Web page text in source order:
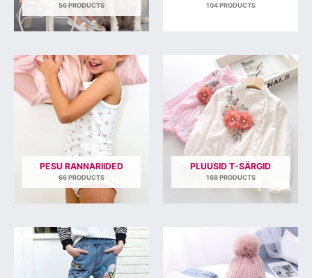
56 PRODUCTS 104 PRODUCTS
PESU RANNARIIDED
66 PRODUCTS
PLUUSID T-SÄRGID
168 PRODUCTS